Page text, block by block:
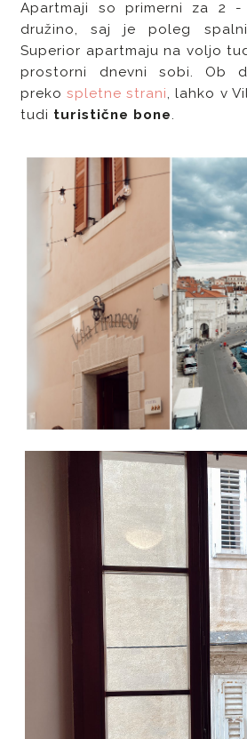
Apartmaji so primerni za 2
družino, saj je poleg
Superior apartmaju na voljo
prostorni dnevni sobi. Ob
prekospletne strani, lahko v
tudi turistične bone.